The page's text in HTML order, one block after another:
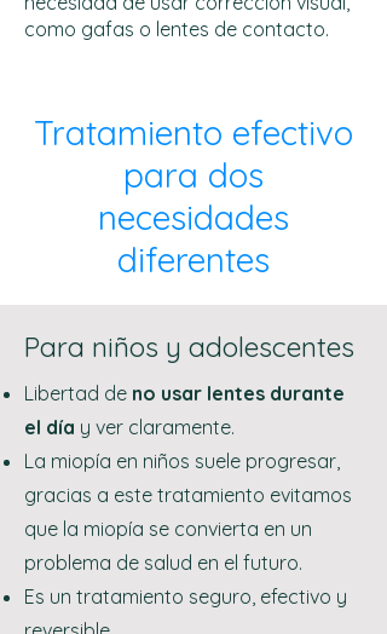
como gafas o lentes de contacto.
Tratamiento efectivo
para dos
necesidades
diferentes
Para niños y adolescentes
Libertad de no usar lentes durante
el día y ver claramente.
La miopía en niños suele progresar,
gracias a este tratamiento evitamos
que la miopía se convierta en un
problema de salud en el futuro.
Es un tratamiento seguro, efectivo y